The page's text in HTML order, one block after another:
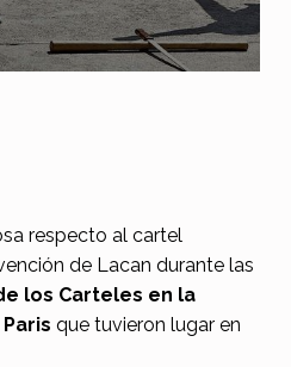
respecto al cartel
de Lacan durante las
los Carteles en la
que tuvieron lugar en